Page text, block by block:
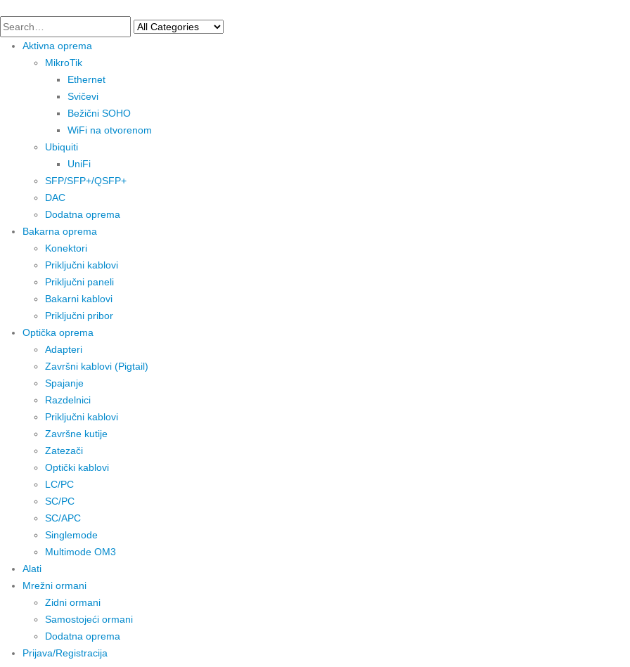
Aktivna oprema
MikroTik
Ethernet
Svičevi
Bežični SOHO
WiFi na otvorenom
Ubiquiti
UniFi
SFP/SFP+/QSFP+
DAC
Dodatna oprema
Bakarna oprema
Konektori
Priključni kablovi
Priključni paneli
Bakarni kablovi
Priključni pribor
Optička oprema
Adapteri
Završni kablovi (Pigtail)
Spajanje
Razdelnici
Priključni kablovi
Završne kutije
Zatezači
Optički kablovi
LC/PC
SC/PC
SC/APC
Singlemode
Multimode OM3
Alati
Mrežni ormani
Zidni ormani
Samostojeći ormani
Dodatna oprema
Prijava/Registracija